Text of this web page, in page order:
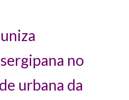
no
urbana da